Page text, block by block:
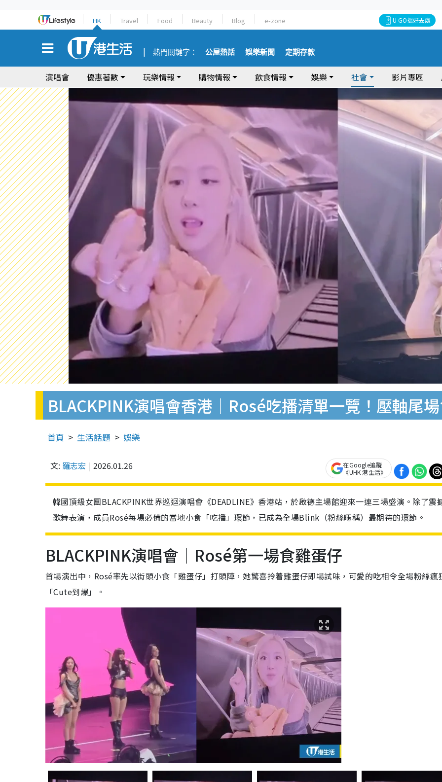
HK Travel Food Beauty Blog e-zone U GO搵好去處
熱門關鍵字： 公屋熱話 娛樂新聞 定期存款
演唱會 優惠著數 玩樂情報 購物情報 飲食情報 娛樂 社會 影片專區
BLACKPINK演唱會香港｜Rosé吃播清單一覽！壓軸尾
首頁 生活話題 娛樂
文: 羅志宏 2026.01.26
在Google追蹤
《UHK 港生活》
韓國頂級女團BLACKPINK世界巡迴演唱會《DEADLINE》香港站，於啟德主場館迎來一連三場盛演。除了震
歌舞表演，成員Rosé每場必備的當地小食「吃播」環節，已成為全場Blink（粉絲暱稱）最期待的環節。
BLACKPINK演唱會｜Rosé第一場食雞蛋仔
首場演出中，Rosé率先以街頭小食「雞蛋仔」打頭陣，她驚喜拎着雞蛋仔即場試味，可愛的吃相令全場粉絲瘋
「Cute到爆」。